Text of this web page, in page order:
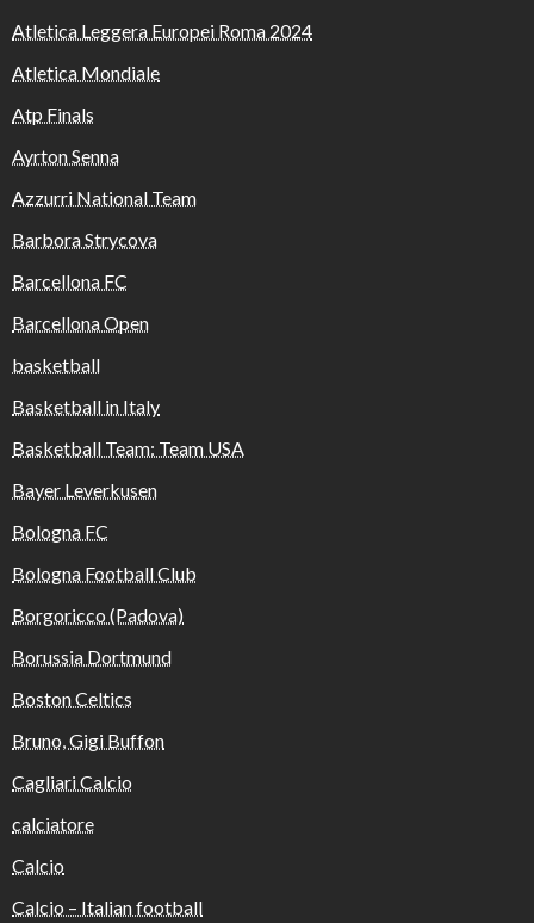
Atletica Leggera Europei Roma 2024
Atletica Mondiale
Atp Finals
Ayrton Senna
Azzurri National Team
Barbora Strycova
Barcellona FC
Barcellona Open
basketball
Basketball in Italy
Basketball Team: Team USA
Bayer Leverkusen
Bologna FC
Bologna Football Club
Borgoricco (Padova)
Borussia Dortmund
Boston Celtics
Bruno, Gigi Buffon
Cagliari Calcio
calciatore
Calcio
Calcio – Italian football